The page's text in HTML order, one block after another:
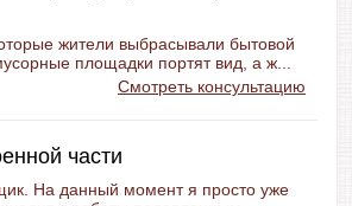
жители выбрасывали бытовой
площадки портят вид, а ж...
Смотреть консультацию
части
На данный момент я просто уже